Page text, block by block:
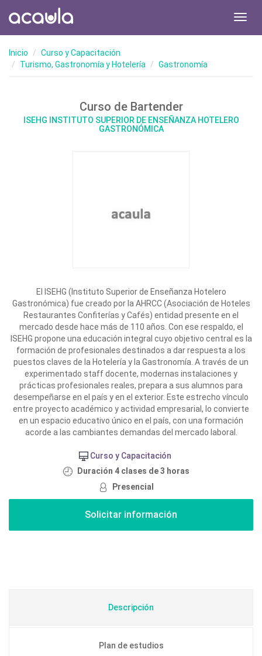
Inicio
Curso y Capacitación
Turismo, Gastronomía y Hotelería
Gastronomía
Curso de Bartender
ISEHG INSTITUTO SUPERIOR DE ENSEÑANZA HOTELERO
GASTRONÓMICA
El ISEHG (Instituto Superior de Enseñanza Hotelero
Gastronómica) fue creado por la AHRCC (Asociación de Hoteles
Restaurantes Confiterías y Cafés) entidad presente en el
mercado desde hace más de 110 años. Con ese respaldo, el
ISEHG propone una educación integral cuyo objetivo central es la
formación de profesionales destinados a dar respuesta a los
puestos claves de la Hotelería y la Gastronomía. A través de un
experimentado staff docente, modernas instalaciones y
prácticas profesionales reales, prepara a sus alumnos para
desempeñarse en el país y en el exterior. Este estrecho vínculo
entre proyecto académico y actividad empresarial, lo convierte
en un espacio educativo único en el país, con una formación
acorde a las cambiantes demandas del mercado laboral.
Curso y Capacitación
Duración 4 clases de 3 horas
Presencial
Descripción
Plan de estudios